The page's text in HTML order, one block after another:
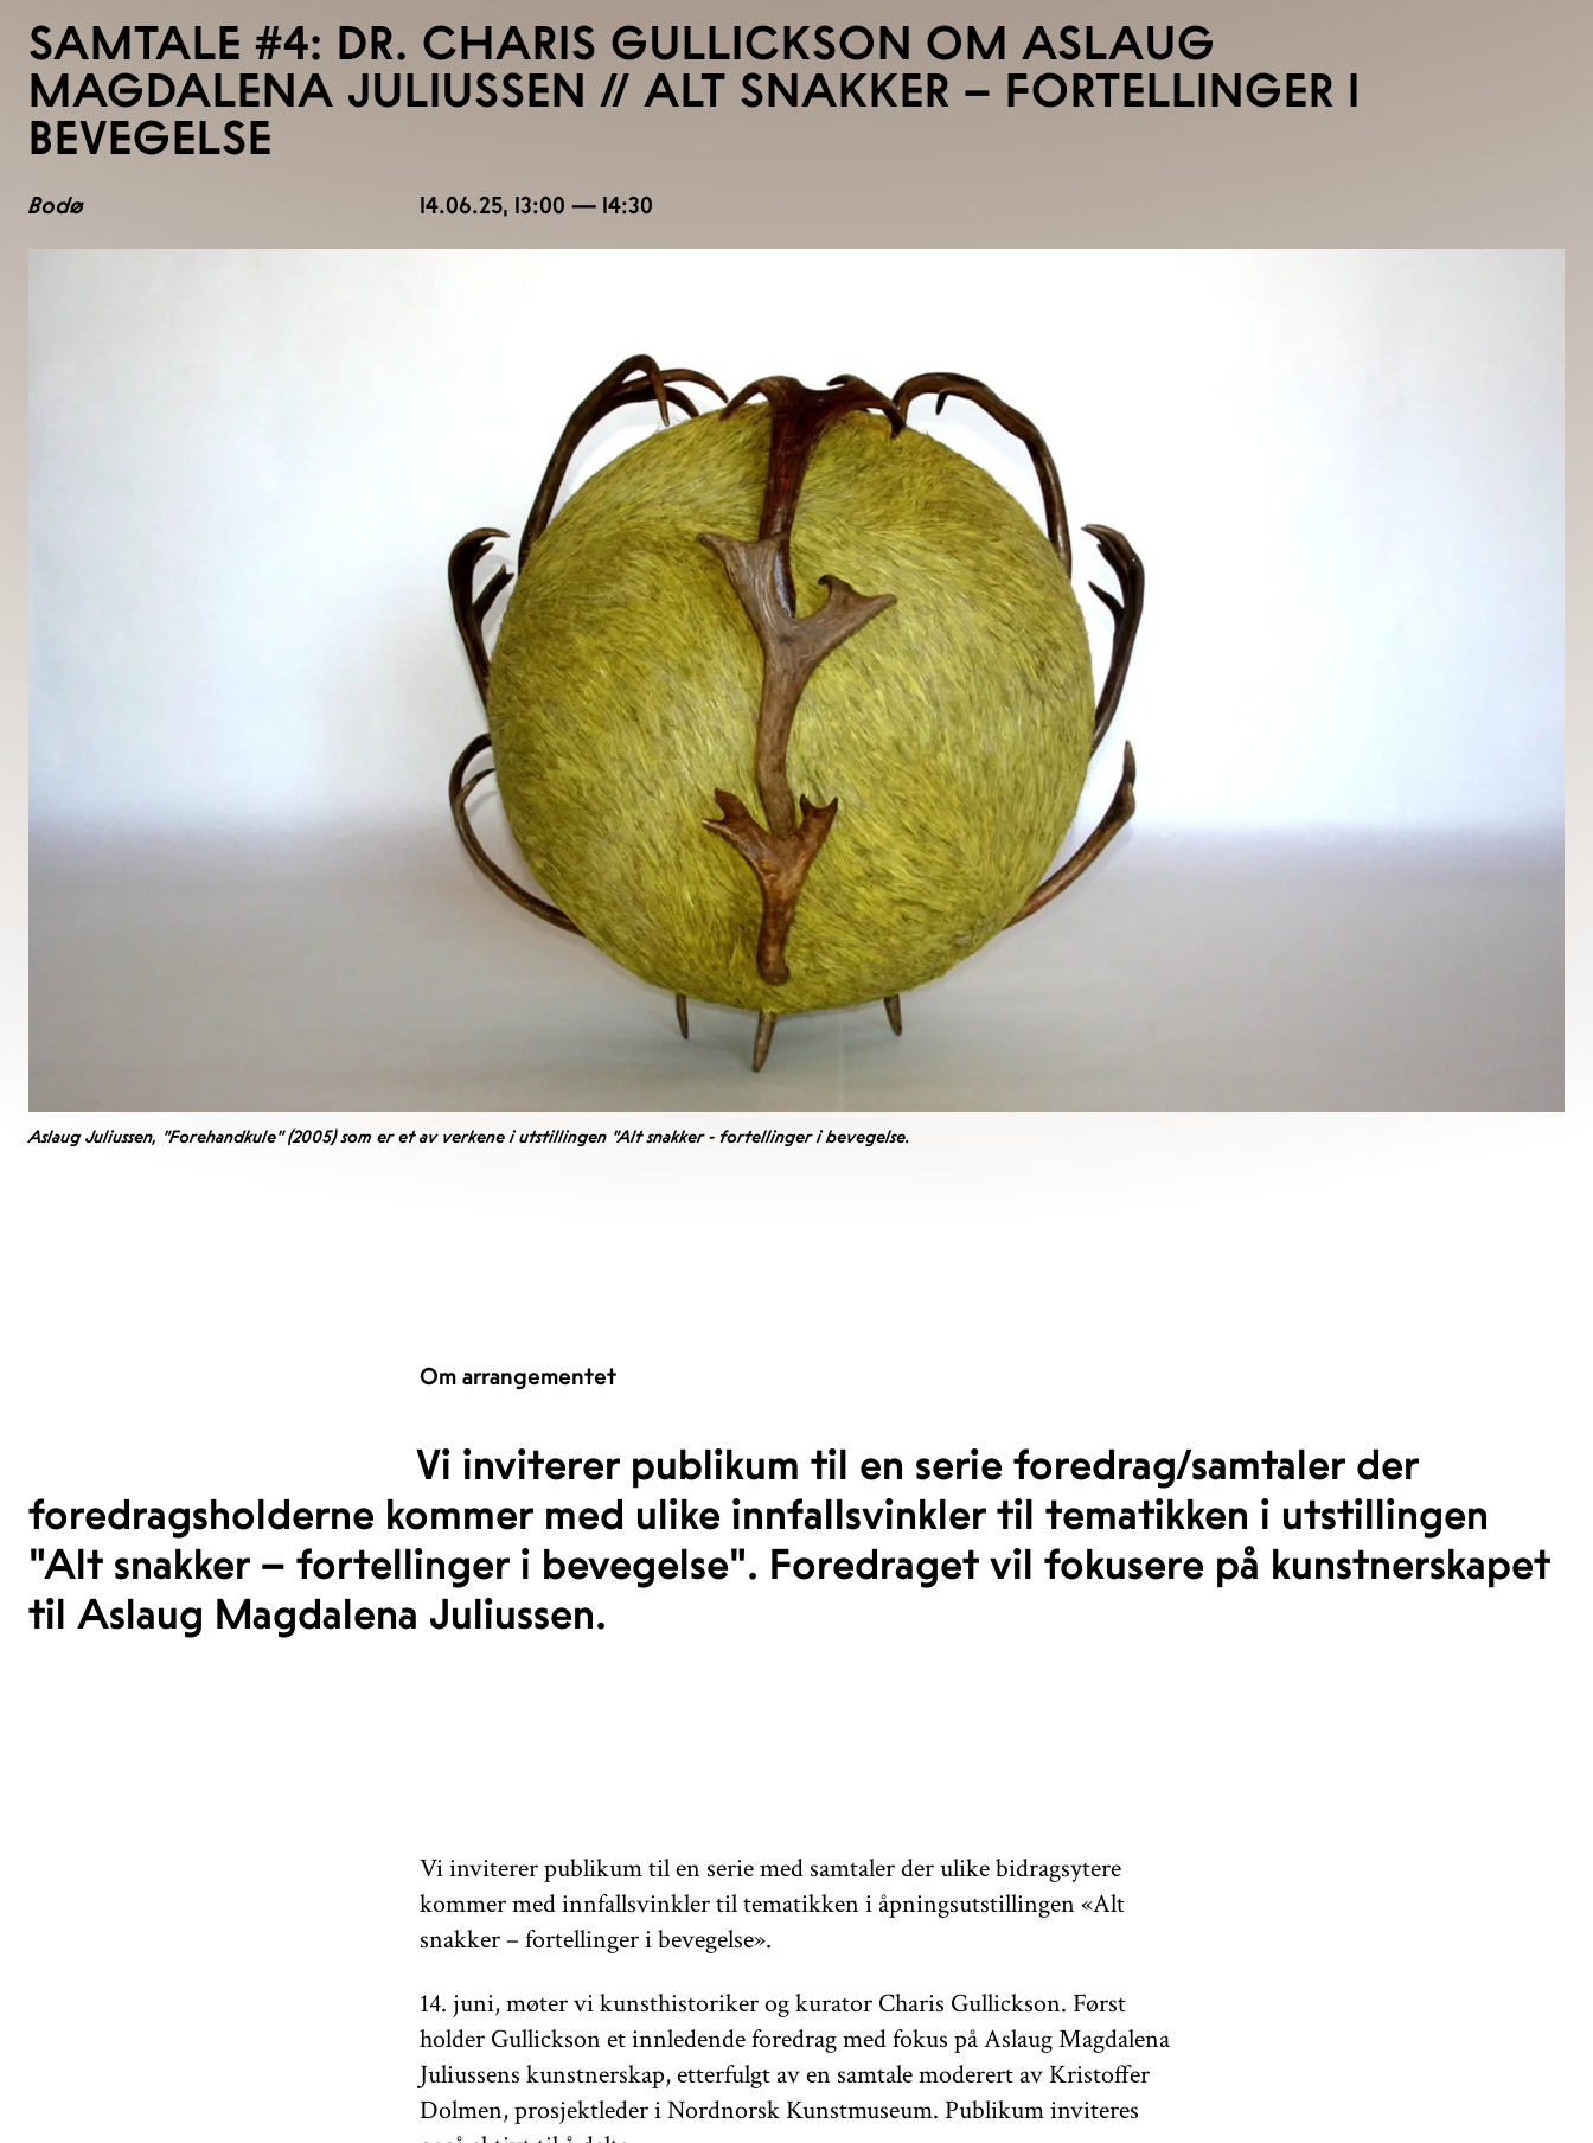
SAMTALE #4: DR. CHARIS GULLICKSON OM ASLAUG
MAGDALENA JULIUSSEN // ALT SNAKKER – FORTELLINGER I
BEVEGELSE
Bodø 14.06.25, 13:00 — 14:30
Aslaug Juliussen, "Forehandkule" (2005) som er et av verkene i utstillingen "Alt snakker - fortellinger i bevegelse.
Om arrangementet
Vi inviterer publikum til en serie foredrag/samtaler der
foredragsholderne kommer med ulike innfallsvinkler til tematikken i utstillingen
"Alt snakker – fortellinger i bevegelse". Foredraget vil fokusere på kunstnerskapet
til Aslaug Magdalena Juliussen.
Vi inviterer publikum til en serie med samtaler der ulike bidragsytere
kommer med innfallsvinkler til tematikken i åpningsutstillingen «Alt
snakker – fortellinger i bevegelse».
14. juni, møter vi kunsthistoriker og kurator Charis Gullickson. Først
holder Gullickson et innledende foredrag med fokus på Aslaug Magdalena
Juliussens kunstnerskap, etterfulgt av en samtale moderert av Kristoffer
Dolmen, prosjektleder i Nordnorsk Kunstmuseum. Publikum inviteres